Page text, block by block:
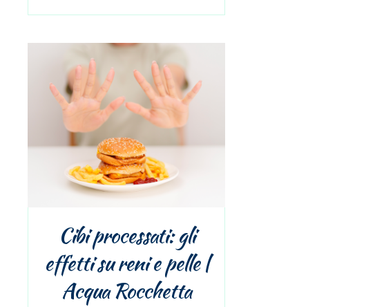
Cibi processati: gli
effetti su reni e pelle |
Acqua Rocchetta